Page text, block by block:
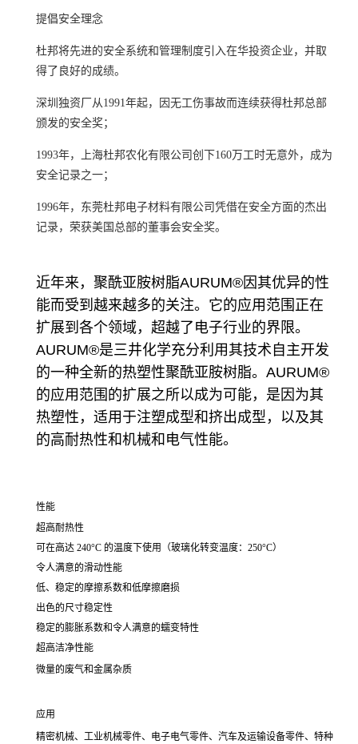
提倡安全理念
杜邦将先进的安全系统和管理制度引入在华投资企业，并取
得了良好的成绩。
深圳独资厂从1991年起，因无工伤事故而连续获得杜邦总部
颁发的安全奖；
1993年， 上海杜邦农化有限公司 创下160万工时无意外，成为
安全记录之一；
1996年， 东莞杜邦电子材料有限公司 凭借在安全方面的杰出
记录，荣获美国总部的董事会安全奖。
近年来，聚酰亚胺树脂AURUM®因其优异的性
能而受到越来越多的关注。它的应用范围正在
扩展到各个领域，超越了电子行业的界限。
AURUM®是三井化学充分利用其技术自主开发
的一种全新的热塑性聚酰亚胺树脂。AURUM®
的应用范围的扩展之所以成为可能，是因为其
热塑性，适用于注塑成型和挤出成型，以及其
的高耐热性和机械和电气性能。
性能
超高耐热性
可在高达 240°C 的温度下使用（玻璃化转变温度：250°C）
令人满意的滑动性能
低、稳定的摩擦系数和低摩擦磨损
出色的尺寸稳定性
稳定的膨胀系数和令人满意的蠕变特性
超高洁净性能
微量的废气和金属杂质
应用
精密机械、工业机械零件、电子电气零件、汽车及运输设备零件、特种